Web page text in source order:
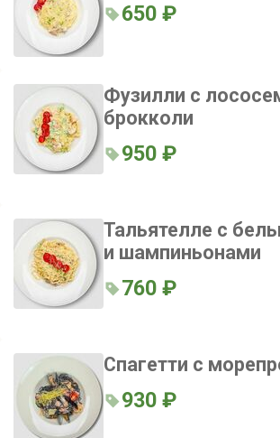
650 ₽
Фузилли с
брокколи
950 ₽
Тальятелле с
и шампиньонами
760 ₽
Спагетти с
930 ₽